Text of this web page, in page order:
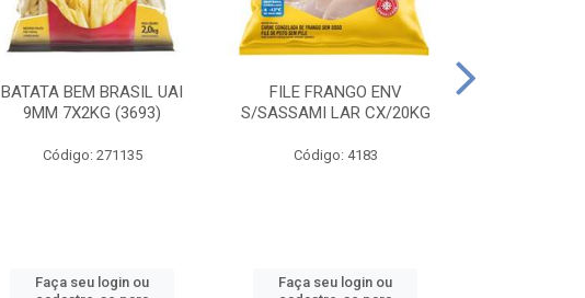
BATATA BEM BRASIL UAI
9MM 7X2KG (3693)
Código: 271135
Faça seu login ou
FILE FRANGO ENV
S/SASSAMI LAR CX/20KG
Código: 4183
Faça seu login ou